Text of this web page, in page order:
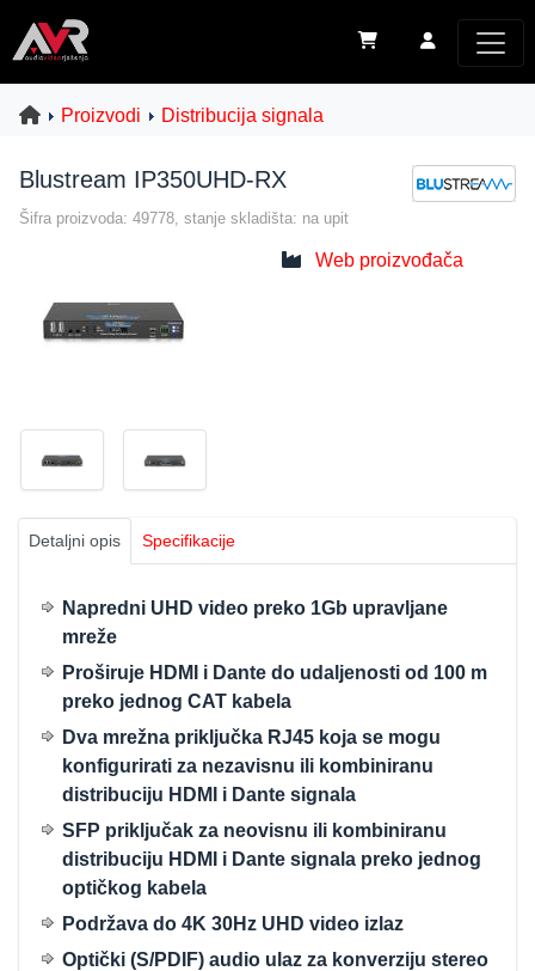
Proizvodi Distribucija signala
Blustream IP350UHD-RX
Šifra proizvoda: 49778, stanje skladišta: na upit
Web proizvođača
Detaljni opis Specifikacije
Napredni UHD video preko 1Gb upravljane
mreže
Proširuje HDMI i Dante do udaljenosti od 100 m
preko jednog CAT kabela
Dva mrežna priključka RJ45 koja se mogu
konfigurirati za nezavisnu ili kombiniranu
distribuciju HDMI i Dante signala
SFP priključak za neovisnu ili kombiniranu
distribuciju HDMI i Dante signala preko jednog
optičkog kabela
Podržava do 4K 30Hz UHD video izlaz
Optički (S/PDIF) audio ulaz za konverziju stereo